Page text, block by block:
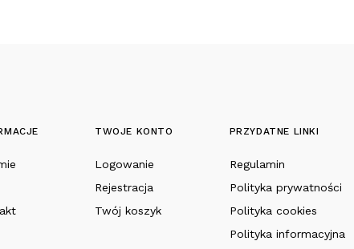
TWOJE KONTO
Logowanie
Rejestracja
Twój koszyk
PRZYDATNE LINKI
Regulamin
Polityka prywatności
Polityka cookies
Polityka informacyjna